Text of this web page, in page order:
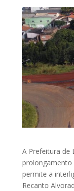
A Prefeitura de
prolongamento
permite a
Recanto